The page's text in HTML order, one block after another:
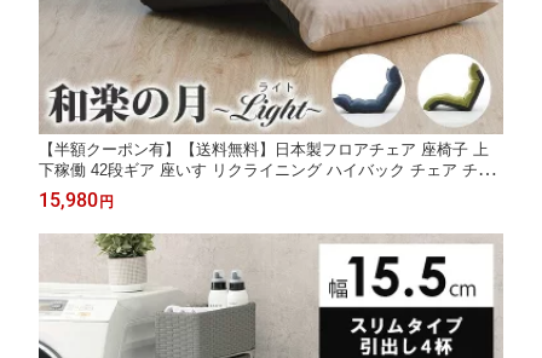
【半額クーポン有】【送料無料】日本製フロアチェア 座椅子 上
下稼働 42段ギア 座いす リクライニング ハイバック チェア チェ
アー 1人掛け ソファー ソファ 座イス クッション 折りたたみ 折
り畳み 低反発 北欧【沖縄・離島へは配送できません】
15,980 円